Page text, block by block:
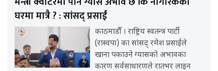
घरमा मात्रै ? : सांसद् प्रसाईं
काठमाडौँ । राष्ट्रिय स्वतन्त्र पार्टी
(रास्वपा) का सांसद् रमेश प्रसाईंले
खाना पकाउने ग्यासको अभावका
कारण सर्वसाधारणले रातभर लाइन